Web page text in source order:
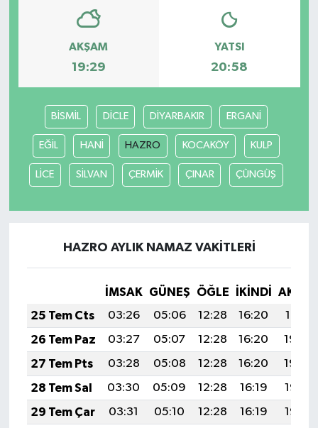
AKŞAM
19:29
YATSI
20:58
BİSMİL DİCLE DİYARBAKIR ERGANİ
EĞİL HANİ HAZRO KOCAKÖY KULP
LİCE SİLVAN ÇERMİK ÇINAR ÇÜNGÜŞ
HAZRO AYLIK NAMAZ VAKITLERI
İMSAK GÜNEŞ ÖĞLE İKINDI
25 Tem Cts
03:26 05:06 12:28 16:20
19:41
26 Tem Paz
03:27 05:07 12:28 16:20
19:40
27 Tem Pts
03:28 05:08 12:28 16:20
19:39
28 Tem Sal
03:30 05:09 12:28 16:19
19:38
29 Tem Çar
03:31 05:10 12:28 16:19
19:37